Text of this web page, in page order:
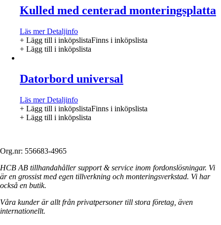
Kulled med centerad monteringsplatta
Läs merDetaljinfo
+ Lägg till i inköpslistaFinns i inköpslista
+ Lägg till i inköpslista
Datorbord universal
Läs merDetaljinfo
+ Lägg till i inköpslistaFinns i inköpslista
+ Lägg till i inköpslista
Org.nr: 556683-4965
HCB AB tillhandahåller support & service inom fordonslösningar. Vi
är en grossist med egen tillverkning och monteringsverkstad. Vi har
också en butik.
Våra kunder är allt från privatpersoner till stora företag, även
internationellt.